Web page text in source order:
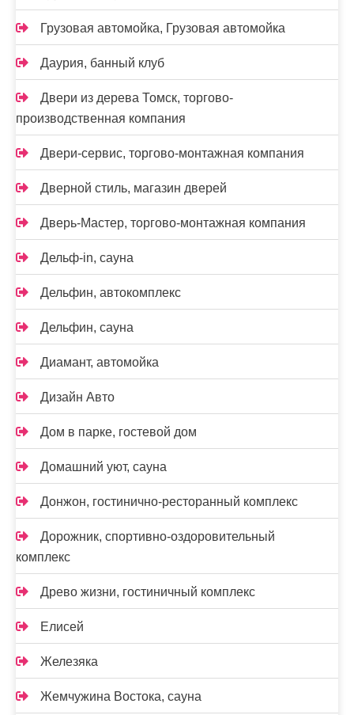
Грузовая автомойка, Грузовая автомойка
Даурия, банный клуб
Двери из дерева Томск, торгово-
производственная компания
Двери-сервис, торгово-монтажная компания
Дверной стиль, магазин дверей
Дверь-Мастер, торгово-монтажная компания
Дельф-in, сауна
Дельфин, автокомплекс
Дельфин, сауна
Диамант, автомойка
Дизайн Авто
Дом в парке, гостевой дом
Домашний уют, сауна
Донжон, гостинично-ресторанный комплекс
Дорожник, спортивно-оздоровительный
комплекс
Древо жизни, гостиничный комплекс
Елисей
Железяка
Жемчужина Востока, сауна